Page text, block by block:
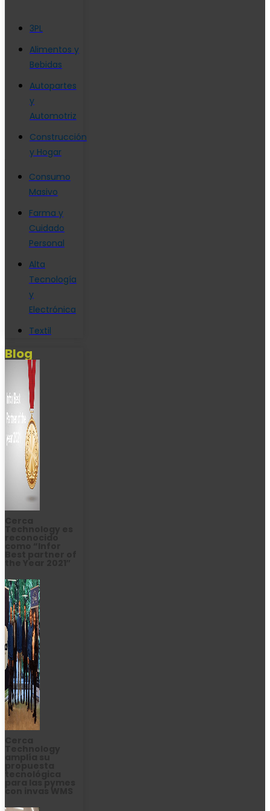
3PL
Alimentos y
Bebidas
Autopartes
y
Automotriz
Construcción
y Hogar
Consumo
Masivo
Farma y
Cuidado
Personal
Alta
Tecnología
y
Electrónica
Textil
Blog